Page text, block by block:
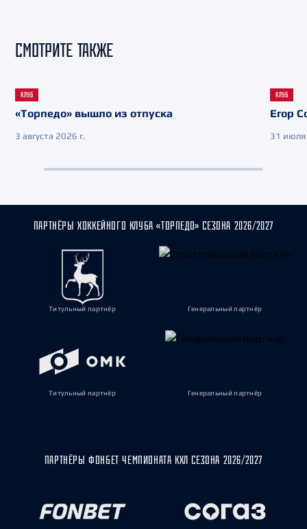
СМОТРИТЕ ТАКЖЕ
КЛУБ
«Торпедо» вышло из отпуска
3 августа 2026 г.
КЛУБ
Егор
31 июля
ПАРТНЁРЫ ХОККЕЙНОГО КЛУБА «ТОРПЕДО» СЕЗОНА 2026/2027
Титульный партнёр Генеральный партнёр
Титульный партнёр Генеральный партнёр
ПАРТНЁРЫ ФОНБЕТ ЧЕМПИОНАТА КХЛ СЕЗОНА 2026/2027